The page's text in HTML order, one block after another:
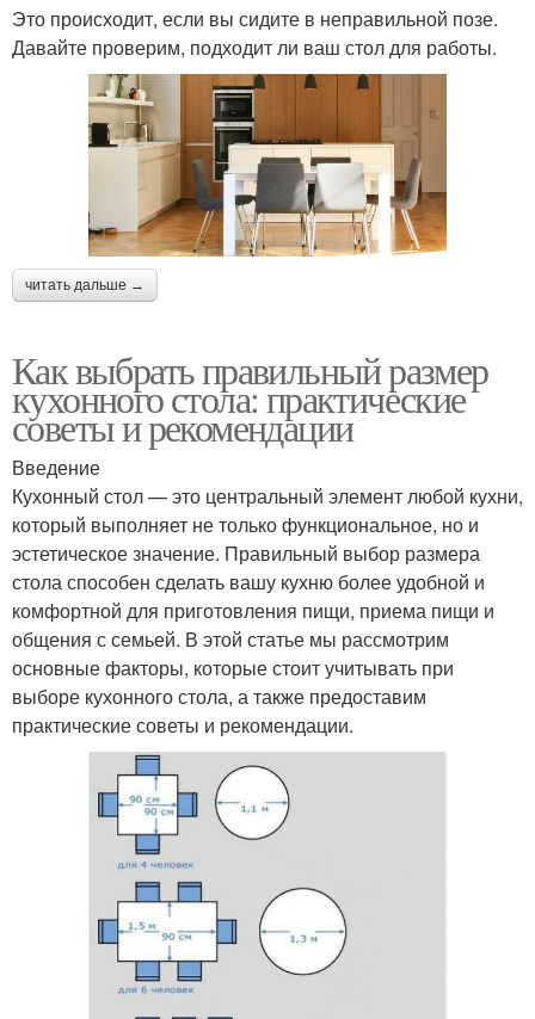
Это происходит, если вы сидите в неправильной позе.
Давайте проверим, подходит ли ваш стол для работы.
читать дальше →
Как выбрать правильный размер
кухонного стола: практические
советы и рекомендации
Введение
Кухонный стол — это центральный элемент любой кухни,
который выполняет не только функциональное, но и
эстетическое значение. Правильный выбор размера
стола способен сделать вашу кухню более удобной и
комфортной для приготовления пищи, приема пищи и
общения с семьей. В этой статье мы рассмотрим
основные факторы, которые стоит учитывать при
выборе кухонного стола, а также предоставим
практические советы и рекомендации.